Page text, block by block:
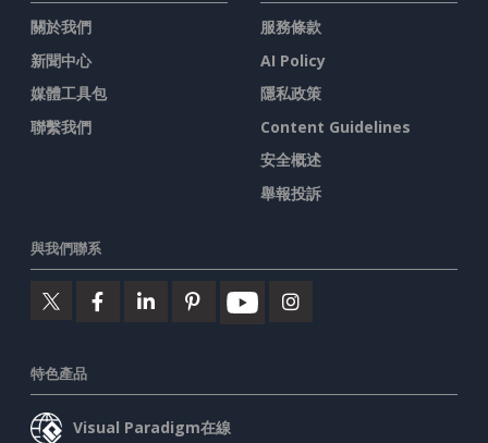
關於我們
新聞中心
媒體工具包
聯繫我們
服務條款
AI Policy
隱私政策
Content Guidelines
安全概述
舉報投訴
與我們聯系
特色產品
Visual Paradigm在線